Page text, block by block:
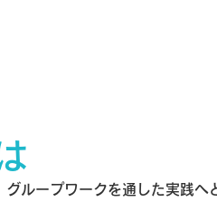
ループワークを通した実践へ